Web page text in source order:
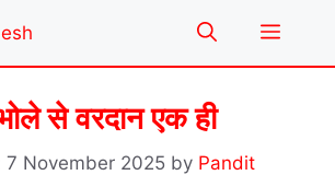
Menu
से वरदान एक ही
7 November 2025 by Pandit